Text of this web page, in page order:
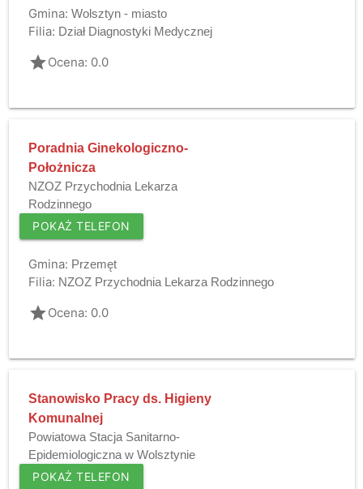
Gmina: Wolsztyn - miasto
Filia: Dział Diagnostyki Medycznej
gradeOcena: 0.0
Poradnia Ginekologiczno-
Położnicza
NZOZ Przychodnia Lekarza
Rodzinnego
POKAŻ TELEFON
Gmina: Przemęt
Filia: NZOZ Przychodnia Lekarza Rodzinnego
gradeOcena: 0.0
Stanowisko Pracy ds. Higieny
Komunalnej
Powiatowa Stacja Sanitarno-
Epidemiologiczna w Wolsztynie
POKAŻ TELEFON